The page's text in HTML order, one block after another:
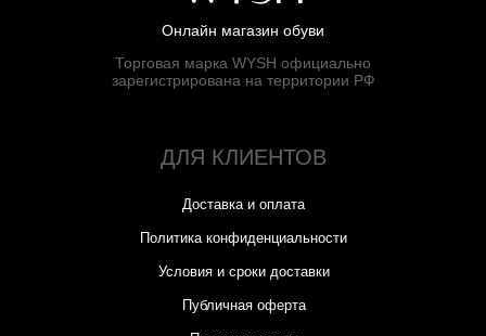
Онлайн магазин обуви
Доставка и оплата
ДЛЯ КЛИЕНТОВ
Политика конфиденциальности
Условия и сроки доставки
Торговая марка WYSH официально
зарегистрирована на территории РФ
Публичная оферта